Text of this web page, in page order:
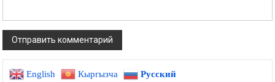
English Кыргызча Русский